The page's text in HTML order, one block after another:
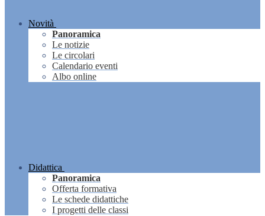
Novità
Panoramica
Le notizie
Le circolari
Calendario eventi
Albo online
Didattica
Panoramica
Offerta formativa
Le schede didattiche
I progetti delle classi